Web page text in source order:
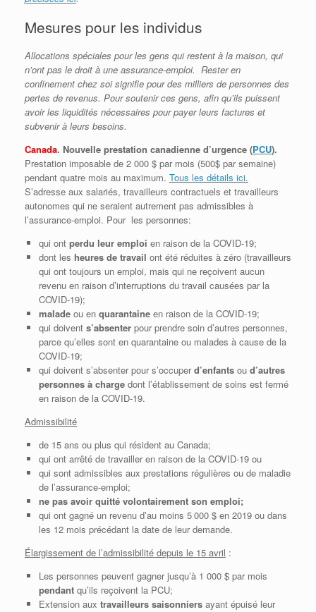
Mesures pour les individus
Allocations spéciales pour les gens qui restent à la maison, qui
n’ont pas le droit à une assurance-emploi. Rester en
confinement chez soi signifie pour des milliers de personnes des
pertes de revenus. Pour soutenir ces gens, afin qu’ils puissent
avoir les liquidités nécessaires pour payer leurs factures et
subvenir à leurs besoins.
Canada. Nouvelle prestation canadienne d’urgence (PCU).
Prestation imposable de 2 000 $ par mois (500$ par semaine)
pendant quatre mois au maximum. Tous les détails ici.
S’adresse aux salariés, travailleurs contractuels et travailleurs
autonomes qui ne seraient autrement pas admissibles à
l’assurance-emploi. Pour les personnes:
qui ont perdu leur emploi en raison de la COVID-19;
dont les heures de travail ont été réduites à zéro (travailleurs
qui ont toujours un emploi, mais qui ne reçoivent aucun
revenu en raison d’interruptions du travail causées par la
COVID-19);
maladeou en quarantaineen raison de la COVID-19;
qui doivent s’absenter pour prendre soin d’autres personnes,
parce qu’elles sont en quarantaine ou malades à cause de la
COVID-19;
qui doivent s’absenter pour s’occuperd’enfants ou d’autres
personnes à chargedont l’établissement de soins est fermé
en raison de la COVID-19.
Admissibilité
de 15 ans ou plus qui résident au Canada;
qui ont arrêté de travailler en raison de la COVID-19 ou
qui sont admissibles aux prestations régulières ou de maladie
de l’assurance-emploi;
ne pas avoir quitté volontairement son emploi;
qui ont gagné un revenu d’au moins 5 000 $ en 2019 ou dans
les 12 mois précédant la date de leur demande.
Élargissement de l’admissibilité depuis le 15 avril :
Les personnes peuvent gagner jusqu’à 1 000 $ par mois
pendant qu’ils reçoivent la PCU;
Extension aux travailleurs saisonniersayant épuisé leur